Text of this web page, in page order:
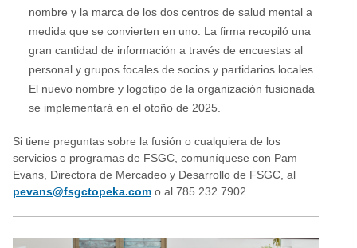
nombre y la marca de los dos centros de salud mental a
medida que se convierten en uno. La firma recopiló una
gran cantidad de información a través de encuestas al
personal y grupos focales de socios y partidarios locales.
El nuevo nombre y logotipo de la organización fusionada
se implementará en el otoño de 2025.
Si tiene preguntas sobre la fusión o cualquiera de los
servicios o programas de FSGC, comuníquese con Pam
Evans, Directora de Mercadeo y Desarrollo de FSGC, al
pevans@fsgctopeka.com o al 785.232.7902.